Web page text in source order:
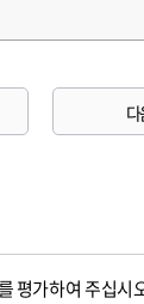
다
평가하여 주십시